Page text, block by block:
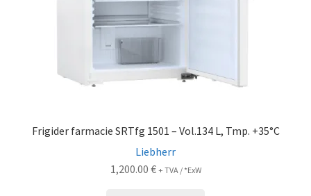
Frigider farmacie SRTfg 1501 – Vol.134 L, Tmp. +35°C
Liebherr
1,200.00 € + TVA / *ExW